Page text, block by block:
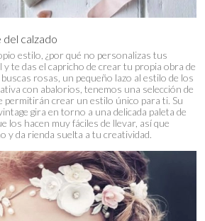
del calzado
estilo, ¿por qué no personalizas tus
y te das el capricho de crear tu propia obra de
rosas, un pequeño lazo al estilo de los
con abalorios, tenemos una selección de
permitirán crear un estilo único para ti. Su
gira en torno a una delicada paleta de
los hacen muy fáciles de llevar, así que
y da rienda suelta a tu creatividad.